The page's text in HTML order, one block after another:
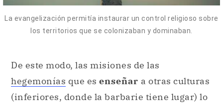
La evangelización permitía instaurar un control religioso sobre
los territorios que se colonizaban y dominaban.
De este modo, las misiones de las
hegemonías que es enseñar a otras culturas
(inferiores, donde la barbarie tiene lugar) lo